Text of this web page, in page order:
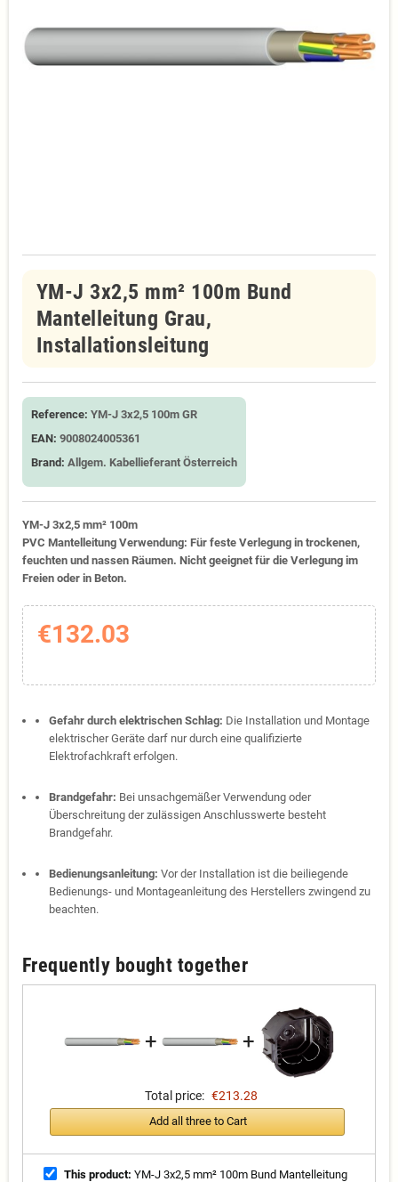
YM-J 3x2,5 mm² 100m Bund
Mantelleitung Grau,
Installationsleitung
Reference: YM-J 3x2,5 100m GR
EAN: 9008024005361
Brand: Allgem. Kabellieferant Österreich
YM-J 3x2,5 mm² 100m
PVC Mantelleitung Verwendung: Für feste Verlegung in trockenen,
feuchten und nassen Räumen. Nicht geeignet für die Verlegung im
Freien oder in Beton.
€132.03
Gefahr durch elektrischen Schlag: Die Installation und Montage
elektrischer Geräte darf nur durch eine qualifizierte
Elektrofachkraft erfolgen.
Brandgefahr: Bei unsachgemäßer Verwendung oder
Überschreitung der zulässigen Anschlusswerte besteht
Brandgefahr.
Bedienungsanleitung: Vor der Installation ist die beiliegende
Bedienungs- und Montageanleitung des Herstellers zwingend zu
beachten.
Frequently bought together
+ +
Total price: €213.28
Add all three to Cart
This product: YM-J 3x2,5 mm² 100m Bund Mantelleitung